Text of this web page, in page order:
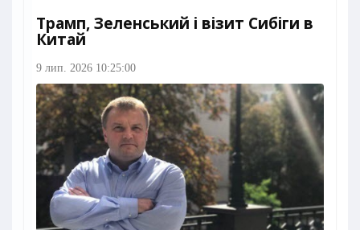
Трамп, Зеленський і візит Сибіги в
Китай
9 лип. 2026 10:25:00